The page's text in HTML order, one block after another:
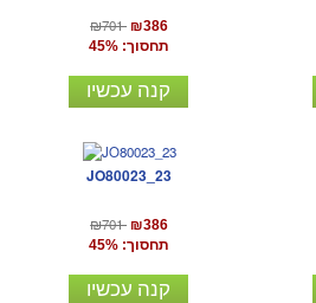
₪701 ₪386
תחסוך: 45%
קנה עכשיו
JO80023_23
₪701 ₪386
תחסוך: 45%
קנה עכשיו